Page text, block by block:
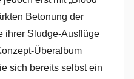
Betonung der
ihrer Sludge-Ausflüge
Überalbum
sich bereits selbst ein